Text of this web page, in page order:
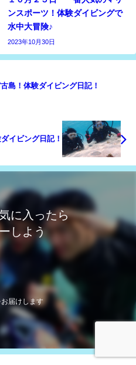
ンスポーツ！体験ダイビングで
水中大冒険♪
2023年10月30日
島！体験ダイビング日記！
イビング日記！
に入ったら
しよう
届けします